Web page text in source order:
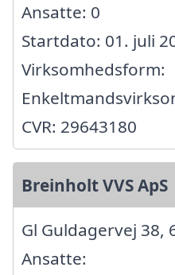
Ansatte: 0
Startdato: 01. juli
Virksomhedsform:
CVR: 29643180
Breinholt VVS ApS
Gl Guldagervej 38,
Ansatte: